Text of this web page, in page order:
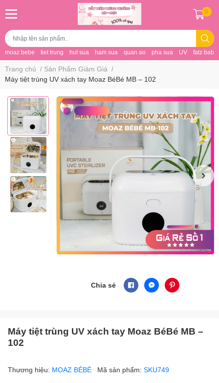
moaz bebe tiet trung hut sua ham sua quan ao pha sua UV fatz baby
0
Trang chủ / Sản Phẩm Giảm Giá /
Máy tiệt trùng UV xách tay Moaz BéBé MB – 102
Chia sẻ
Máy tiệt trùng UV xách tay Moaz BéBé MB –
102
Thương hiệu: MOAZ BÉBÉ Mã sản phẩm: SKU749